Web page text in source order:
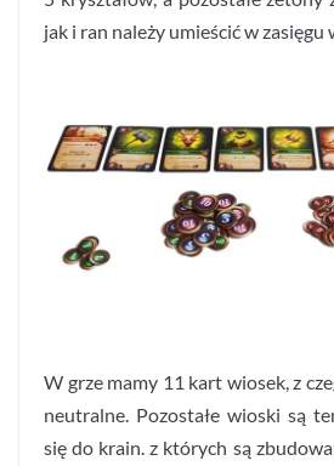
jak i ran należy umieścić w zasięgu
W grze mamy 11 kart wiosek, z
neutralne. Pozostałe wioski są
się do krain. z których są